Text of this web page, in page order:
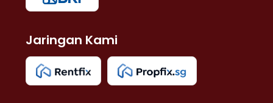
Jaringan Kami